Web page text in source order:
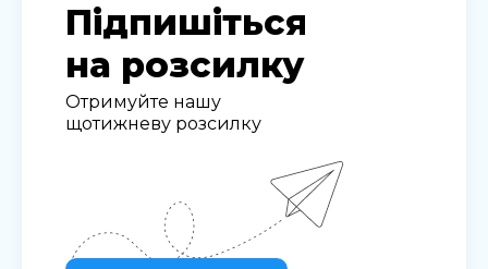
Підпишіться
на розсилку
Отримуйте нашу
щотижневу розсилку